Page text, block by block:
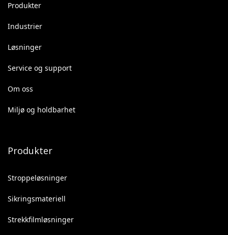
Produkter
Industrier
Løsninger
Service og support
Om oss
Miljø og holdbarhet
Produkter
Stroppeløsninger
Sikringsmateriell
Strekkfilmløsninger